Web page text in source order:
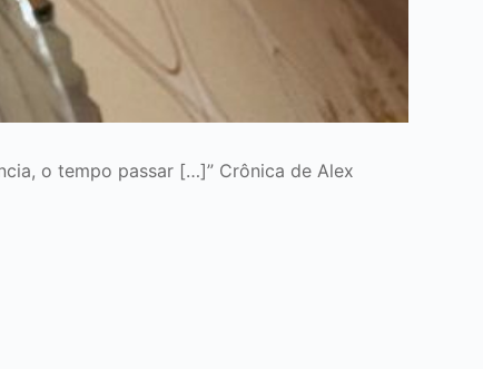
o tempo passar […]” Crônica de Alex